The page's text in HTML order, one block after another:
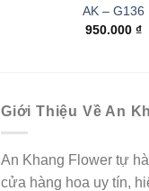
AK – G136
950.000₫
Giới Thiệu Về An
An Khang Flower tự
cửa hàng hoa uy tín,